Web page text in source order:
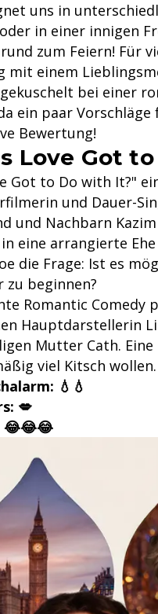
uns in
in einer innigen
zum Feiern! Für
mit einem
bei einer
ein paar Vorschläge
Bewertung!
Love Got
Got to Do with It?"
und Dauer-
und Nachbarn
eine arrangierte
die Frage: Ist es
beginnen?
Romantic
Hauptdarstellerin
Mutter Cath.
viel Kitsch wollen.
💧 💧
💋
😂😂😂